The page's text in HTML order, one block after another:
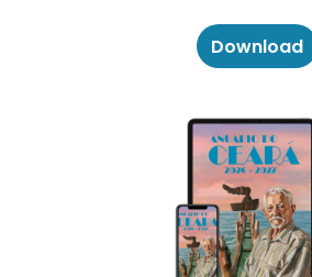
Download